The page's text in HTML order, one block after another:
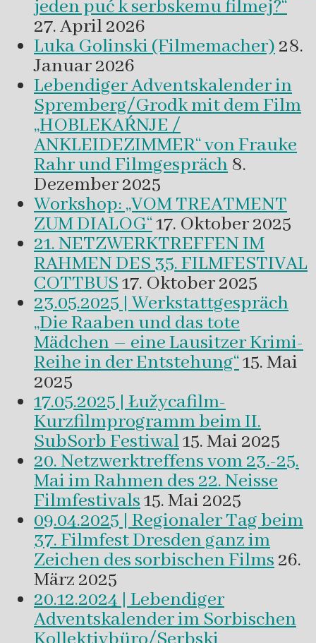
jeden puć k serbskemu filmej?“
27. April 2026
Luka Golinski (Filmemacher) 28.
Januar 2026
Lebendiger Adventskalender in
Spremberg/Grodk mit dem Film
„HOBLEKAŔNJE /
ANKLEIDEZIMMER“ von Frauke
Rahr und Filmgespräch 8.
Dezember 2025
Workshop: „VOM TREATMENT
ZUM DIALOG“17. Oktober 2025
21. NETZWERKTREFFEN IM
RAHMEN DES 35. FILMFESTIVAL
COTTBUS17. Oktober 2025
23.05.2025 | Werkstattgespräch
„Die Raaben und das tote
Mädchen – eine Lausitzer Krimi-
Reihe in der Entstehung“15. Mai
2025
17.05.2025 | Łužycafilm-
Kurzfilmprogramm beim II.
SubSorb Festiwal15. Mai 2025
20. Netzwerktreffens vom 23.-25.
Mai im Rahmen des 22. Neisse
Filmfestivals15. Mai 2025
09.04.2025 | Regionaler Tag beim
37. Filmfest Dresden ganz im
Zeichen des sorbischen Films 26.
März 2025
20.12.2024 | Lebendiger
Adventskalender im Sorbischen